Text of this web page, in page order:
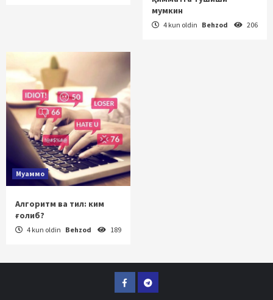
мумкин
4 kun oldin Behzod 206
Муаммо
Алгоритм ва тил: ким
ғолиб?
4 kun oldin Behzod 189
FacebookTelegram